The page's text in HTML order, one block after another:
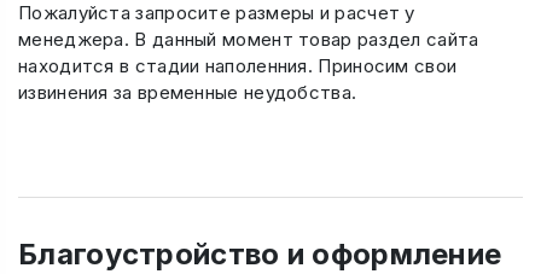
Пожалуйста запросите размеры и расчет у
менеджера. В данный момент товар раздел сайта
находится в стадии наполенния. Приносим свои
извинения за временные неудобства.
Благоустройство и оформление